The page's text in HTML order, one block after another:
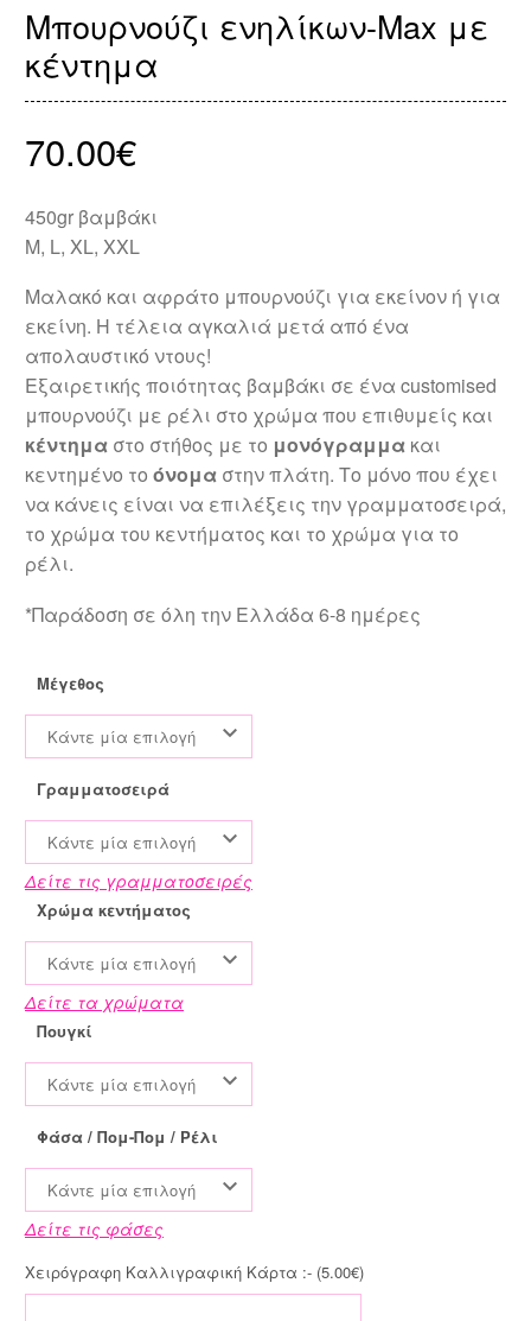
Μπουρνούζι ενηλίκων-Max με
κέντημα
70.00€
450gr βαμβάκι
M, L, XL, XXL
Μαλακό και αφράτο μπουρνούζι για εκείνον ή για
εκείνη. Η τέλεια αγκαλιά μετά από ένα
απολαυστικό ντους!
Εξαιρετικής ποιότητας βαμβάκι σε ένα customised
μπουρνούζι με ρέλι στο χρώμα που επιθυμείς και
κέντημα στο στήθος με το μονόγραμμα και
κεντημένο το όνομα στην πλάτη. Το μόνο που έχει
να κάνεις είναι να επιλέξεις την γραμματοσειρά,
το χρώμα του κεντήματος και το χρώμα για το
ρέλι.
*Παράδοση σε όλη την Ελλάδα 6-8 ημέρες
Μέγεθος
Κάντε μία επιλογή
Γραμματοσειρά
Κάντε μία επιλογή
Δείτε τις γραμματοσειρές
Χρώμα κεντήματος
Κάντε μία επιλογή
Δείτε τα χρώματα
Πουγκί
Κάντε μία επιλογή
Φάσα / Πομ-Πομ / Ρέλι
Κάντε μία επιλογή
Δείτε τις φάσες
Χειρόγραφη Καλλιγραφική Κάρτα :- (5.00€)